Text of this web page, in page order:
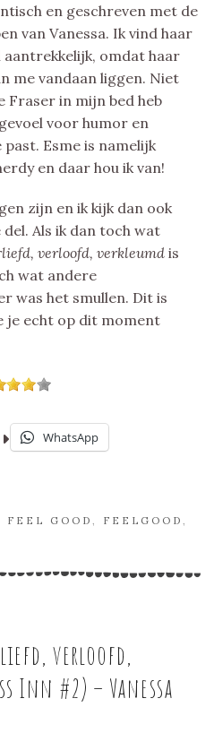
en geschreven met de
van Vanessa. Ik vind haar
aantrekkelijk, omdat haar
me vandaan liggen. Niet
Fraser in mijn bed heb
voor humor en
Esme is namelijk
en daar hou ik van!
zijn en ik kijk dan ook
Als ik dan toch wat
verloofd, verkleumd is
wat andere
was het smullen. Dit is
je echt op dit moment
WhatsApp
FEEL GOOD FEELGOOD
verloofd,
Inn #2) – Vanessa